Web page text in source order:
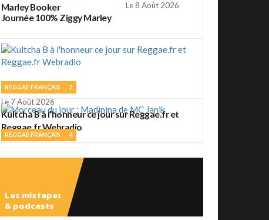
Marley Booker
Le 8 Août 2026
Journée 100% Ziggy Marley
REGGAE FRANÇAIS 2
Le 7 Août 2026
Kultcha B à l'honneur ce jour sur Reggae.fr et
Reggae.fr Webradio
REGGAE FRANÇAIS 4
Morceau du jour : Madinina de MC Janik
ROOTS 56
Les mixtapes
& podcasts